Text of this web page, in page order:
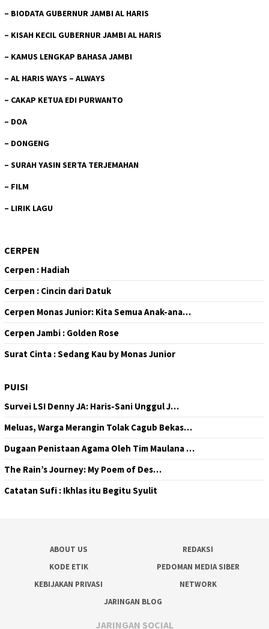
– BIODATA GUBERNUR JAMBI AL HARIS
– KISAH KECIL GUBERNUR JAMBI AL HARIS
– KAMUS LENGKAP BAHASA JAMBI
– AL HARIS WAYS – ALWAYS
– CAKAP KETUA EDI PURWANTO
– DOA
– DONGENG
– SURAH YASIN SERTA TERJEMAHAN
– FILM
– LIRIK LAGU
CERPEN
Cerpen : Hadiah
Cerpen : Cincin dari Datuk
Cerpen Monas Junior: Kita Semua Anak-ana…
Cerpen Jambi : Golden Rose
Surat Cinta : Sedang Kau by Monas Junior
PUISI
Survei LSI Denny JA: Haris-Sani Unggul J…
Meluas, Warga Merangin Tolak Cagub Bekas…
Dugaan Penistaan Agama Oleh Tim Maulana …
The Rain’s Journey: My Poem of Des…
Catatan Sufi : Ikhlas itu Begitu Syulit
ABOUT US
REDAKSI
KODE ETIK
PEDOMAN MEDIA SIBER
KEBIJAKAN PRIVASI
NETWORK
JARINGAN BLOG
JARINGAN SOCIAL